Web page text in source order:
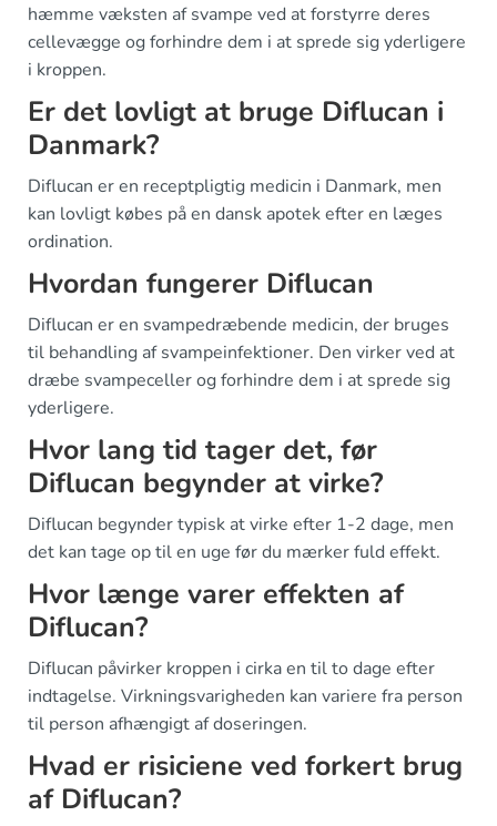
hæmme væksten af svampe ved at forstyrre deres
cellevægge og forhindre dem i at sprede sig yderligere
i kroppen.
Er det lovligt at bruge Diflucan i
Danmark?
Diflucan er en receptpligtig medicin i Danmark, men
kan lovligt købes på en dansk apotek efter en læges
ordination.
Hvordan fungerer Diflucan
Diflucan er en svampedræbende medicin, der bruges
til behandling af svampeinfektioner. Den virker ved at
dræbe svampeceller og forhindre dem i at sprede sig
yderligere.
Hvor lang tid tager det, før
Diflucan begynder at virke?
Diflucan begynder typisk at virke efter 1-2 dage, men
det kan tage op til en uge før du mærker fuld effekt.
Hvor længe varer effekten af
Diflucan?
Diflucan påvirker kroppen i cirka en til to dage efter
indtagelse. Virkningsvarigheden kan variere fra person
til person afhængigt af doseringen.
Hvad er risiciene ved forkert brug
af Diflucan?